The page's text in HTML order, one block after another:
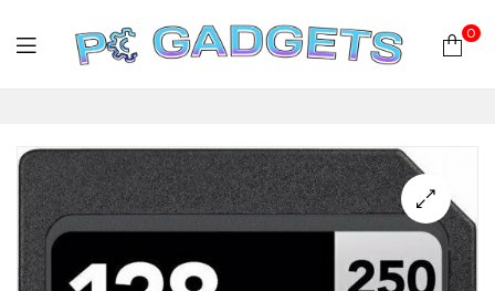
Gadgets
Plus
0